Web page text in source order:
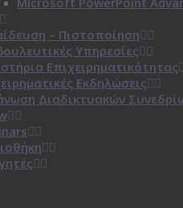
– Πιστοποίηση
Υπηρεσίες
Επιχειρηματικότητας
Εκδηλώσεις
Διαδικτυακών